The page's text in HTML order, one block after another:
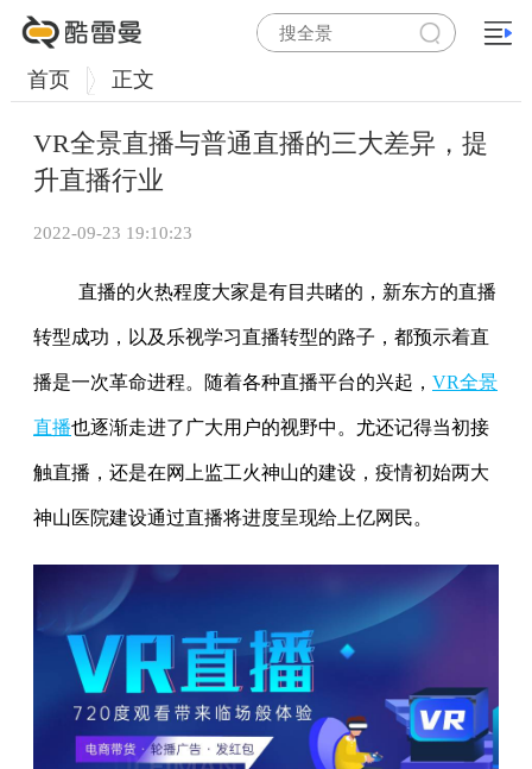
首页 正文
VR全景直播与普通直播的三大差异，提
升直播行业
2022-09-23 19:10:23
直播的火热程度大家是有目共睹的，新东方的直播
转型成功，以及乐视学习直播转型的路子，都预示着直
播是一次革命进程。随着各种直播平台的兴起， VR全景
直播也逐渐走进了广大用户的视野中。尤还记得当初接
触直播，还是在网上监工火神山的建设，疫情初始两大
神山医院建设通过直播将进度呈现给上亿网民。